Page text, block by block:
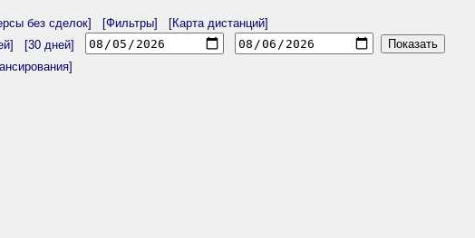
без сделок] [Фильтры]
[Карта дистанций]
[30 дней]